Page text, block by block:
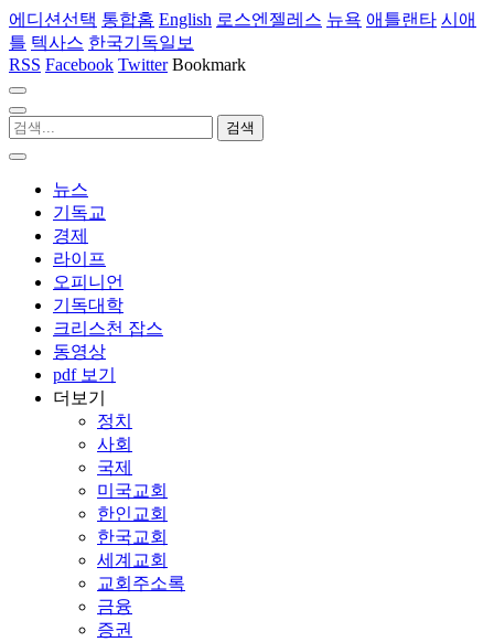
에디션선택 통합홈 English 로스엔젤레스 뉴욕 애틀랜타 시애
틀 텍사스 한국기독일보
RSS Facebook Twitter Bookmark
뉴스
기독교
경제
라이프
오피니언
기독대학
크리스천 잡스
동영상
pdf 보기
더보기
정치
사회
국제
미국교회
한인교회
한국교회
세계교회
교회주소록
금융
증권